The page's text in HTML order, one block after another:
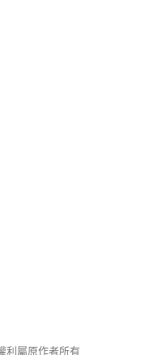
利屬原作者所有